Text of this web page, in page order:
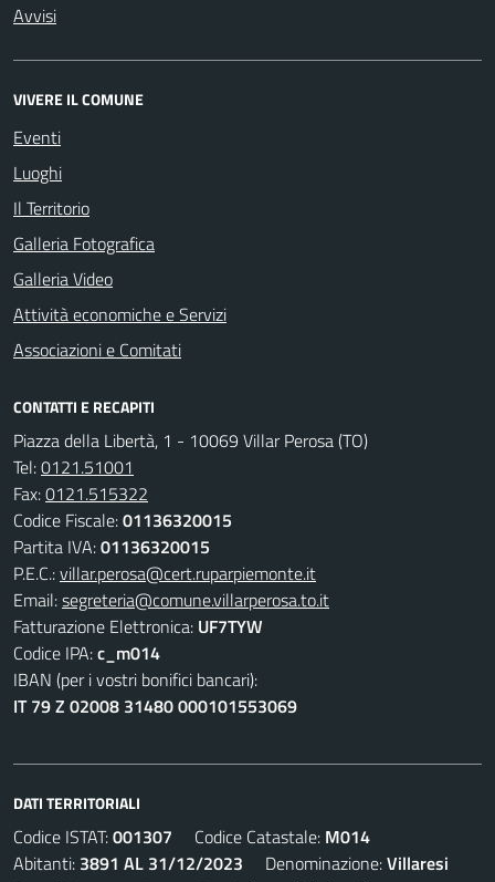
Avvisi
VIVERE IL COMUNE
Eventi
Luoghi
Il Territorio
Galleria Fotografica
Galleria Video
Attività economiche e Servizi
Associazioni e Comitati
CONTATTI E RECAPITI
Piazza della Libertà, 1 - 10069 Villar Perosa (TO)
Tel:0121.51001
Fax:0121.515322
Codice Fiscale:01136320015
Partita IVA:01136320015
P.E.C.:villar.perosa@cert.ruparpiemonte.it
Email:segreteria@comune.villarperosa.to.it
Fatturazione Elettronica: UF7TYW
Codice IPA:c_m014
IBAN (per i vostri bonifici bancari):
IT 79 Z 02008 31480 000101553069
DATI TERRITORIALI
Codice ISTAT:001307 Codice Catastale: M014
Abitanti: 3891 AL 31/12/2023 Denominazione:Villaresi